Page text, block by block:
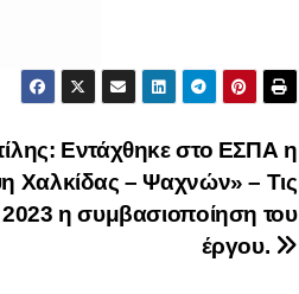
Εντάχθηκε στο ΕΣΠΑ η
Χαλκίδας – Ψαχνών» – Τις
η συμβασιοποίηση του
έργου.